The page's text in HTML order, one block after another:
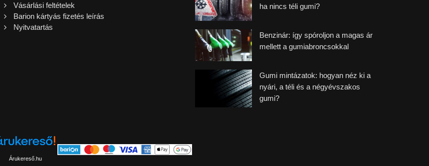
Vásárlási feltételek
Barion kártyás fizetés leírás
Nyitvatartás
ha nincs téli gumi?
Benzinár: így spóroljon a magas ár
mellett a gumiabroncsokkal
Gumi mintázatok: hogyan néz ki a
nyári, a téli és a négyévszakos
gumi?
Árukereső.hu